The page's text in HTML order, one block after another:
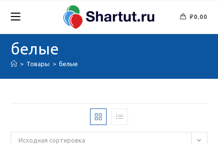
₽0.00
белые
> Товары > белые
Исходная сортировка